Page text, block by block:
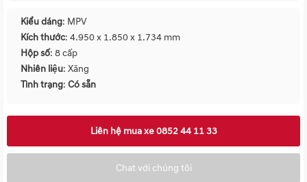
Kiểu dáng: MPV
Kích thước: 4.950 x 1.850 x 1.734 mm
Hộp số: 8 cấp
Nhiên liệu: Xăng
Tình trạng: Có sẵn
Liên hệ mua xe 0852 44 11 33
Chat với chúng tôi